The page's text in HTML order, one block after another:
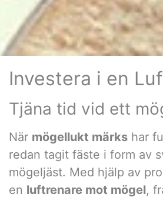
Investera i en
Tjäna tid vid ett
När mögellukt märks har
redan tagit fäste i form av
mögeljäst. Med hjälp av
en luftrenare mot mögel,